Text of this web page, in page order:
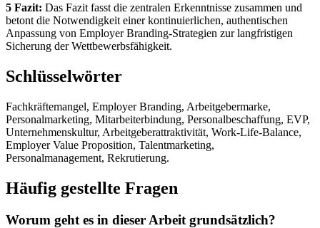
5 Fazit: Das Fazit fasst die zentralen Erkenntnisse zusammen und
betont die Notwendigkeit einer kontinuierlichen, authentischen
Anpassung von Employer Branding-Strategien zur langfristigen
Sicherung der Wettbewerbsfähigkeit.
Schlüsselwörter
Fachkräftemangel, Employer Branding, Arbeitgebermarke,
Personalmarketing, Mitarbeiterbindung, Personalbeschaffung, EVP,
Unternehmenskultur, Arbeitgeberattraktivität, Work-Life-Balance,
Employer Value Proposition, Talentmarketing,
Personalmanagement, Rekrutierung.
Häufig gestellte Fragen
Worum geht es in dieser Arbeit grundsätzlich?